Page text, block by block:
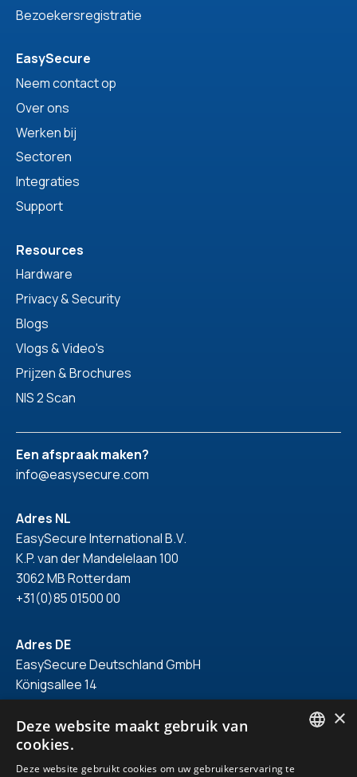
Bezoekersregistratie
EasySecure
Neem contact op
Over ons
Werken bij
Sectoren
Integraties
Support
Resources
Hardware
Privacy & Security
Blogs
Vlogs & Video's
Prijzen & Brochures
NIS 2 Scan
Een afspraak maken?
info@easysecure.com
Adres NL
EasySecure International B.V.
K.P. van der Mandelelaan 100
3062 MB Rotterdam
+31(0)85 01500 00
Adres DE
EasySecure Deutschland GmbH
Königsallee 14
40212 Düsseldorf
+49(0)211 418 71 150
×
Deze website maakt gebruik van
cookies.
Deze website gebruikt cookies om uw gebruikerservaring te